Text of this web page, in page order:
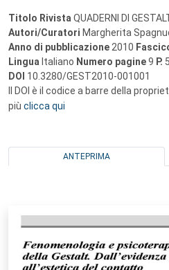
Titolo Rivista QUADERNI DI
Autori/Curatori Margherita
Anno di pubblicazione 2010
Lingua Italiano Numero pagine9 P.
DOI 10.3280/GEST2010-001001
Il DOI è il codice a barre della
più clicca qui
ANTEPRIMA